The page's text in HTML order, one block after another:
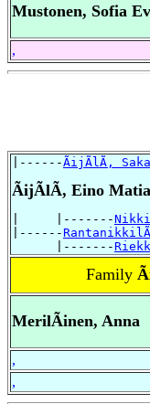
Mustonen, Sofia
,
|------ÃijÃlÃ,
ÃijÃlÃ, Eino
|     |-------
|------
      |-------
Family
MerilÃinen, Anna
,
,